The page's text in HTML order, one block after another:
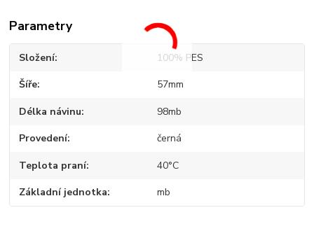
Parametry
Složení 100% PES
Šíře 57mm
Délka návinu 98mb
Provedení černá
Teplota praní 40°C
Základní jednotka mb